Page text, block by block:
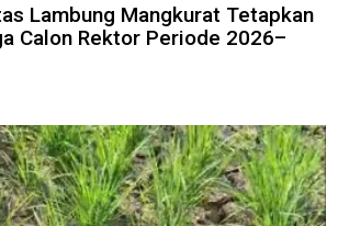
Lambung Mangkurat Tetapkan
Calon Rektor Periode 2026–